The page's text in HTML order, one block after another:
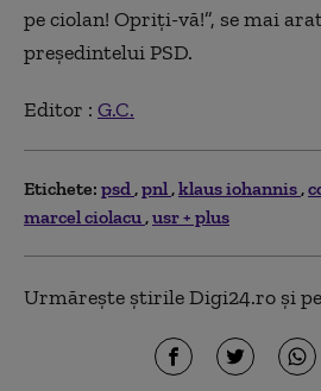
pe ciolan! Opriți-vă!”, se mai
președintelui PSD.
Editor : G.C.
Etichete: psd pnl klaus iohannis
marcel ciolacu usr + plus
Urmărește știrile Digi24.ro și pe